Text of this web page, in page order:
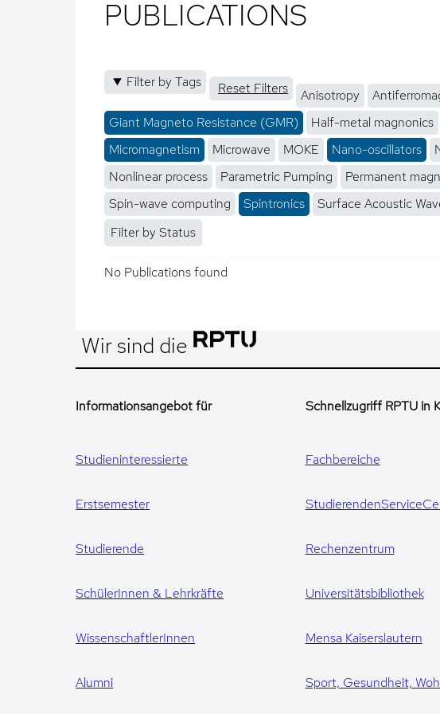
PUBLICATIONS
Filter by Tags Reset Filters Anisotropy
Giant Magneto Resistance (GMR)
Half-metal magnonics
Micromagnetism
Microwave MOKE Nano-oscillators
Nonlinear process
Parametric Pumping Permanent
Spin-wave computing
Spintronics Surface Acoustic
Filter by Status
No Publications found
Wir sind die
Informationsangebot für
Studieninteressierte
Erstsemester
Studierende
SchülerInnen & Lehrkräfte
WissenschaftlerInnen
Alumni
Schnellzugriff RPTU in
Fachbereiche
Rechenzentrum
Universitätsbibliothek
Mensa Kaiserslautern
Sport, Gesundheit,